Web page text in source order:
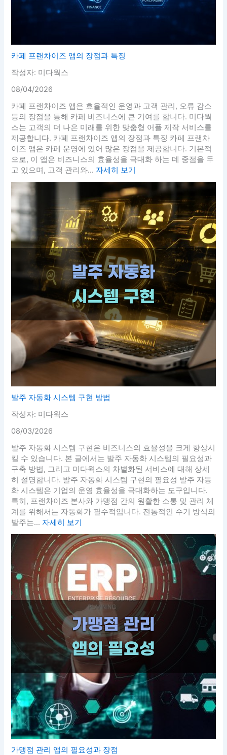
카페 프랜차이즈 앱의 장점과 특징
작성자: 미다웍스
08/04/2026
카페 프랜차이즈 앱은 효율적인 운영과 고객 관리, 오류 감소
등의 장점을 통해 카페 비즈니스에 큰 기여를 합니다. 미다웍
스는 고객의 더 나은 미래를 위한 맞춤형 어플 제작 서비스를
제공합니다. 카페 프랜차이즈 앱의 장점과 특징 카페 프랜차
이즈 앱은 카페 운영에 있어 많은 장점을 제공합니다. 기본적
으로, 이 앱은 비즈니스의 효율성을 극대화 하는 데 중점을 두
고 있으며, 고객 관리와... 자세히 보기
발주 자동화 시스템 구현 방법
작성자: 미다웍스
08/03/2026
발주 자동화 시스템 구현은 비즈니스의 효율성을 크게 향상시
킬 수 있습니다. 본 글에서는 발주 자동화 시스템의 필요성과
구축 방법, 그리고 미다웍스의 차별화된 서비스에 대해 상세
히 설명합니다. 발주 자동화 시스템 구현의 필요성 발주 자동
화 시스템은 기업의 운영 효율성을 극대화하는 도구입니다.
특히, 프랜차이즈 본사와 가맹점 간의 원활한 소통 및 관리 체
계를 위해서는 자동화가 필수적입니다. 전통적인 수기 방식의
발주는... 자세히 보기
가맹점 관리 앱의 필요성과 장점